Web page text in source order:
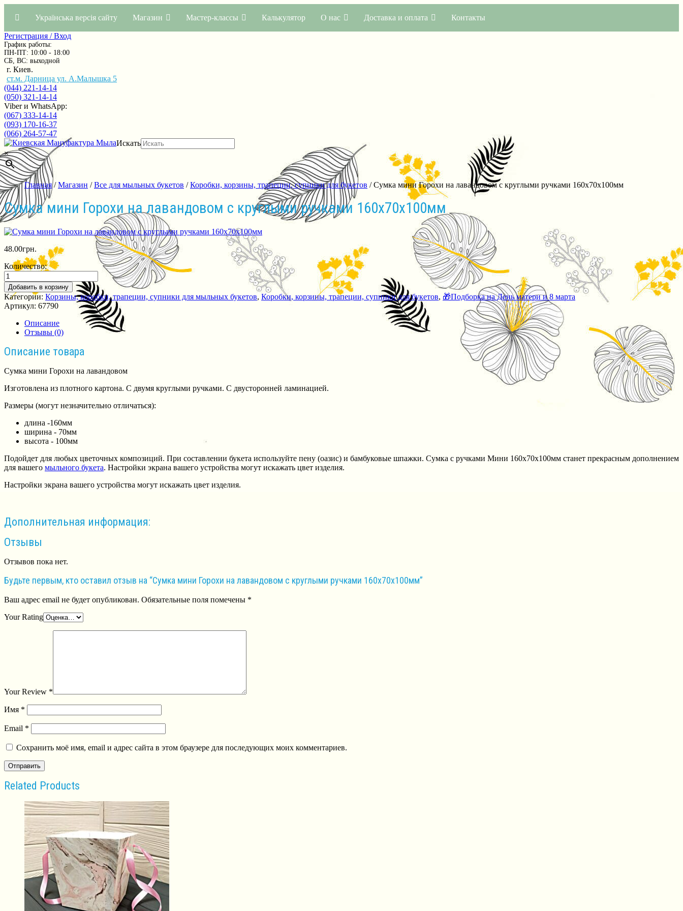
Українська версія сайту Магазин Мастер-классы Калькулятор О нас Доставка и оплата Контакты
Регистрация / Вход
График работы:
ПН-ПТ: 10:00 - 18:00
СБ, ВС: выходной
г. Киев.
ст.м. Дарница ул. А.Малышка 5
(044) 221-14-14
(050) 321-14-14
Viber и WhatsApp:
(067) 333-14-14
(093) 170-16-37
(066) 264-57-47
Искать
×
Главная/Магазин /Все для мыльных букетов /Коробки, корзины, трапеции, супники для букетов / Сумка мини Горохи на лавандовом с круглыми ручками 160х70х100мм
Сумка мини Горохи на лавандовом с круглыми ручками 160х70х100мм
48.00грн.
Количество:
Добавить в корзину
Категории: Корзины, коробки, трапеции, супники для мыльных букетов, Коробки, корзины, трапеции, супники для букетов, 🎁Подборка на День матери и 8 марта
Артикул: 67790
Описание
Отзывы (0)
Описание товара
Сумка мини Горохи на лавандовом
Изготовлена из плотного картона. С двумя круглыми ручками. С двусторонней ламинацией.
Размеры (могут незначительно отличаться):
длина -160мм
ширина - 70мм
высота - 100мм
Подойдет для любых цветочных композиций. При составлении букета используйте пену (оазис) и бамбуковые шпажки. Сумка с ручками Мини 160х70х100мм станет прекрасным дополнением
для вашего мыльного букета. Настройки экрана вашего устройства могут искажать цвет изделия.
Настройки экрана вашего устройства могут искажать цвет изделия.
Дополнительная информация:
Отзывы
Отзывов пока нет.
Будьте первым, кто оставил отзыв на “Сумка мини Горохи на лавандовом с круглыми ручками 160х70х100мм”
Ваш адрес email не будет опубликован. Обязательные поля помечены *
Your Rating
Your Review *
Имя *
Email *
Сохранить моё имя, email и адрес сайта в этом браузере для последующих моих комментариев.
Related Products